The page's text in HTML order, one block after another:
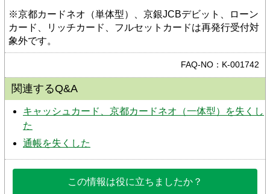
※京都カードネオ（単体型）、京銀JCBデビット、ローン
カード、リッチカード、フルセットカードは再発行受付対
象外です。
FAQ-NO：K-001742
関連するQ&A
キャッシュカード、京都カードネオ（一体型）を失くし
た
通帳を失くした
この情報は役に立ちましたか？